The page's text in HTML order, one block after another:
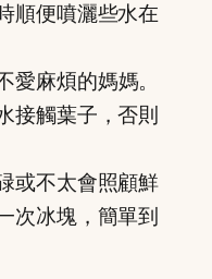
順便噴灑些水在
愛麻煩的媽媽。
接觸葉子，否則
或不太會照顧鮮
次冰塊，簡單到